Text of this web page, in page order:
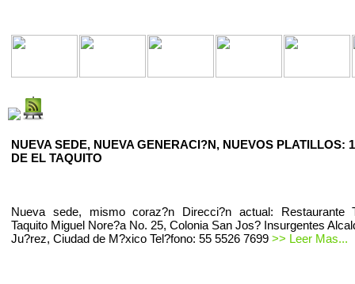
NUEVA SEDE, NUEVA GENERACI?N, NUEVOS PLATILLOS:
DE EL TAQUITO
Nueva sede, mismo coraz?n Direcci?n actual: Restaurante
Taquito Miguel Nore?a No. 25, Colonia San Jos? Insurgentes
Ju?rez, Ciudad de M?xico Tel?fono: 55 5526 7699 >> Leer Mas...